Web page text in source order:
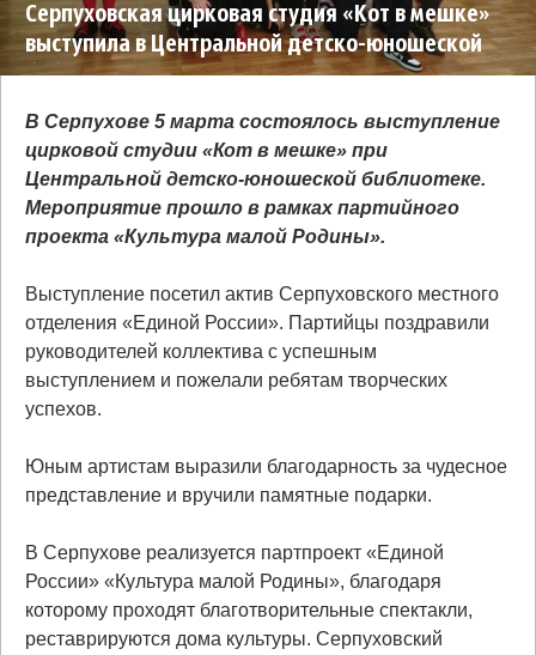
Серпуховская цирковая студия «Кот в мешке»
выступила в Центральной детско-юношеской
библиотеке
В Серпухове 5 марта состоялось выступление
цирковой студии «Кот в мешке» при
Центральной детско-юношеской библиотеке.
Мероприятие прошло в рамках партийного
проекта «Культура малой Родины».
Выступление посетил актив Серпуховского местного
отделения «Единой России». Партийцы поздравили
руководителей коллектива с успешным
выступлением и пожелали ребятам творческих
успехов.
Юным артистам выразили благодарность за чудесное
представление и вручили памятные подарки.
В Серпухове реализуется партпроект «Единой
России» «Культура малой Родины», благодаря
которому проходят благотворительные спектакли,
реставрируются дома культуры. Серпуховский